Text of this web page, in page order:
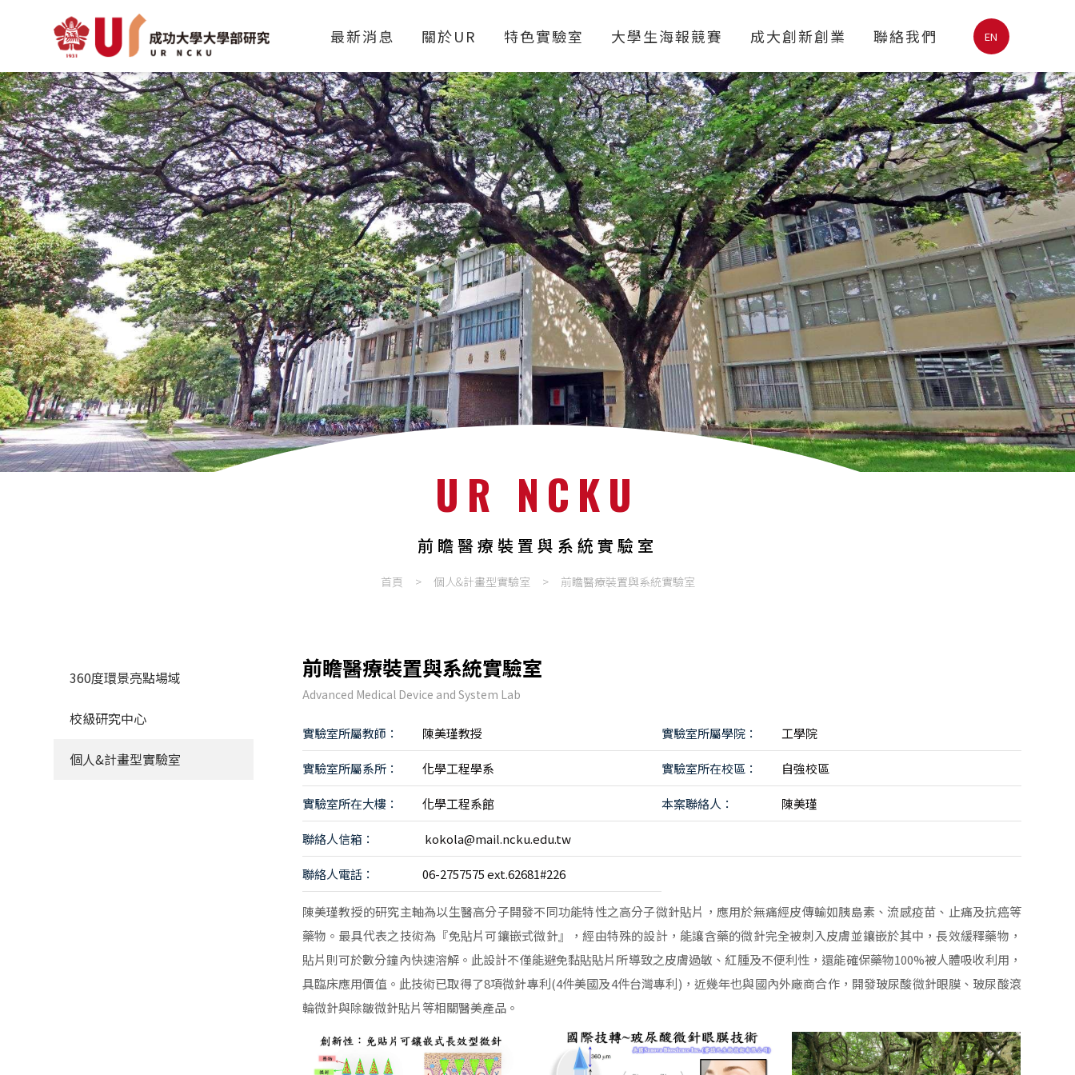
前瞻醫療裝置與系統實驗室
最新消息 關於UR
UR緣起
校長勉勵
新聞報導
活動照片
活動數據
特色實驗室
實驗室導覽
360度環景亮點場域
校級研究中心
個人&計畫型實驗室
大學生海報競賽 成大創新創業
新創加速中心
創新創業團隊
聯絡我們 EN
UR NCKU
前瞻醫療裝置與系統實驗室
首頁 個人&計畫型實驗室 前瞻醫療裝置與系統實驗室
360度環景亮點場域
校級研究中心
個人&計畫型實驗室
前瞻醫療裝置與系統實驗室
Advanced Medical Device and System Lab
實驗室所屬教師： 陳美瑾教授 實驗室所屬學院： 工學院
實驗室所屬系所： 化學工程學系 實驗室所在校區： 自強校區
實驗室所在大樓： 化學工程系館 本案聯絡人： 陳美瑾
聯絡人信箱： kokola@mail.ncku.edu.tw
聯絡人電話： 06-2757575 ext.62681#226
陳美瑾教授的研究主軸為以生醫高分子開發不同功能特性之高分子微針貼片，應用於無痛經皮傳輸如胰島素、流感疫苗、止痛及抗癌等
藥物。最具代表之技術為『免貼片可鑲嵌式微針』，經由特殊的設計，能讓含藥的微針完全被刺入皮膚並鑲嵌於其中，長效緩釋藥物，
貼片則可於數分鐘內快速溶解。此設計不僅能避免黏貼貼片所導致之皮膚過敏、紅腫及不便利性，還能確保藥物100%被人體吸收利用，
具臨床應用價值。此技術已取得了8項微針專利(4件美國及4件台灣專利)，近幾年也與國內外廠商合作，開發玻尿酸微針眼膜、玻尿酸滾
輪微針與除皺微針貼片等相關醫美產品。